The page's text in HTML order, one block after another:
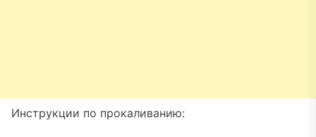
Инструкции по прокаливанию: